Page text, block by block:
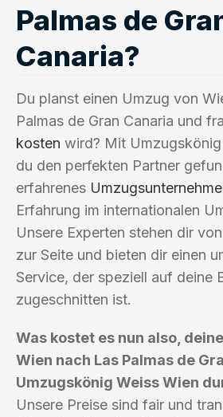
Palmas de
Canaria?
Du planst einen Umzug von
Palmas de Gran Canaria und
kosten wird? Mit
du den perfekten Partner
erfahrenes
Erfahrung im internationalen
Unsere Experten stehen dir
zur Seite und bieten dir einen
Service, der speziell auf deine
zugeschnitten ist.
Was kostet es nun also,
Wien nach Las Palmas de
Umzugskönig Weiss Wien
Unsere Preise sind fair und